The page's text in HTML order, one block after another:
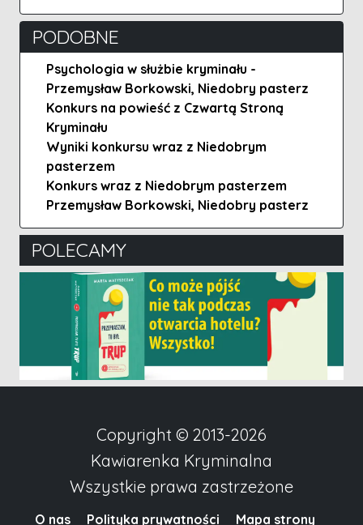
PODOBNE
Psychologia w służbie kryminału -
Przemysław Borkowski, Niedobry pasterz
Konkurs na powieść z Czwartą Stroną
Kryminału
Wyniki konkursu wraz z Niedobrym
pasterzem
Konkurs wraz z Niedobrym pasterzem
Przemysław Borkowski, Niedobry pasterz
POLECAMY
Copyright © 2013-2026
Kawiarenka Kryminalna
Wszystkie prawa zastrzeżone
O nas Polityka prywatności Mapa strony